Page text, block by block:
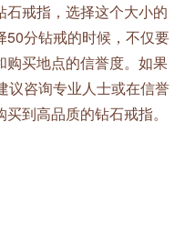
戒指，选择这个大小的
50分钻戒的时候，不仅要
买地点的信誉度。如果
议咨询专业人士或在信誉
到高品质的钻石戒指。